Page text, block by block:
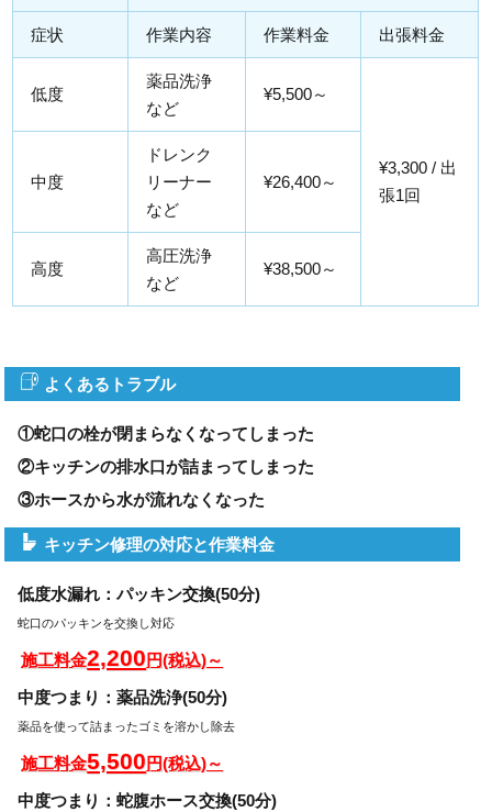
症状 作業内容 作業料金 出張料金
低度
薬品洗浄
など
¥5,500～
¥3,300 / 出
張1回
中度
ドレンク
リーナー
など
¥26,400～
高度
高圧洗浄
など
¥38,500～
よくあるトラブル
①蛇口の栓が閉まらなくなってしまった
②キッチンの排水口が詰まってしまった
③ホースから水が流れなくなった
キッチン修理の対応と作業料金
低度水漏れ：パッキン交換(50分)
蛇口のパッキンを交換し対応
施工料金2,200円(税込)～
中度つまり：薬品洗浄(50分)
薬品を使って詰まったゴミを溶かし除去
施工料金5,500円(税込)～
中度つまり：蛇腹ホース交換(50分)